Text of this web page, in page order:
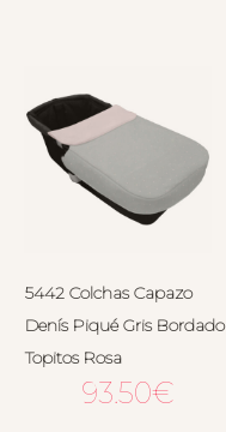
5442 Colchas Capazo
Denís Piqué Gris Bordado
Topitos Rosa
93.50€